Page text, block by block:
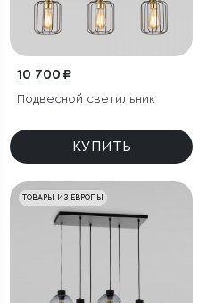
10 700 ₽
Подвесной светильник
КУПИТЬ
ТОВАРЫ ИЗ ЕВРОПЫ